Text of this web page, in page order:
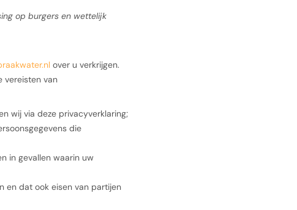
op burgers en wettelijk
over u verkrijgen.
vereisten van
wij via deze privacyverklaring;
die
in gevallen waarin uw
en dat ook eisen van partijen